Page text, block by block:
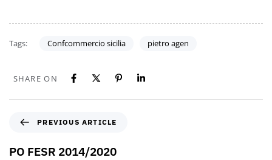
Tags: Confcommercio sicilia pietro agen
SHARE ON
PREVIOUS ARTICLE
PO FESR 2014/2020